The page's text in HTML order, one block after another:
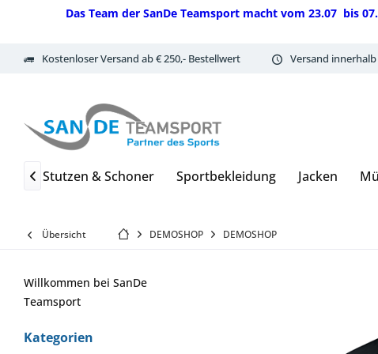
Das Team der SanDe Teamsport macht vom 23.07 bis
Kostenloser Versand ab € 250,- Bestellwert Versand
Stutzen & Schoner Sportbekleidung Jacken

Übersicht DEMOSHOP DEMOSHOP
Willkommen bei SanDe
Teamsport
Kategorien